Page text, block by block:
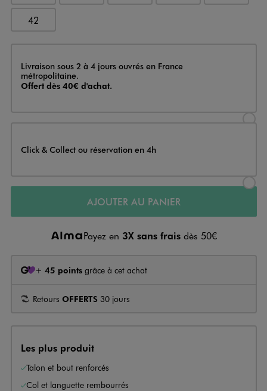
42
Livraison
Livraison sous 2 à 4 jours ouvrés en France
métropolitaine.
Offert dès 40€ d'achat.
Click & Collect ou réservation en 4h
AJOUTER AU PANIER
Payez en 3X sans frais dès 50€
+ 45 points grâce à cet achat
Retours OFFERTS 30 jours
Les plus produit
Talon et bout renforcés
Col et languette rembourrés